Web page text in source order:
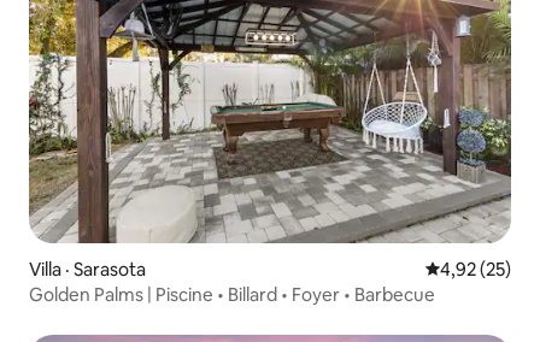
Villa · Sarasota Note
4,92 (25)
Golden Palms | Piscine • Billard • Foyer • Barbecue